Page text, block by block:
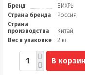
Бренд
ВИХРЬ
Страна бренда
Россия
Страна
производства
Китай
Вес в упаковке
2 кг
В